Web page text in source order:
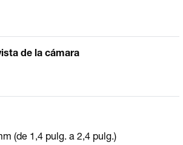
de la cámara
(de 1,4 pulg. a 2,4 pulg.)